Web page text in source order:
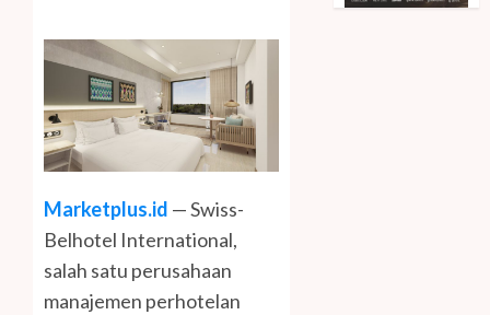
Marketplus.id — Swiss-
Belhotel International,
salah satu perusahaan
manajemen perhotelan